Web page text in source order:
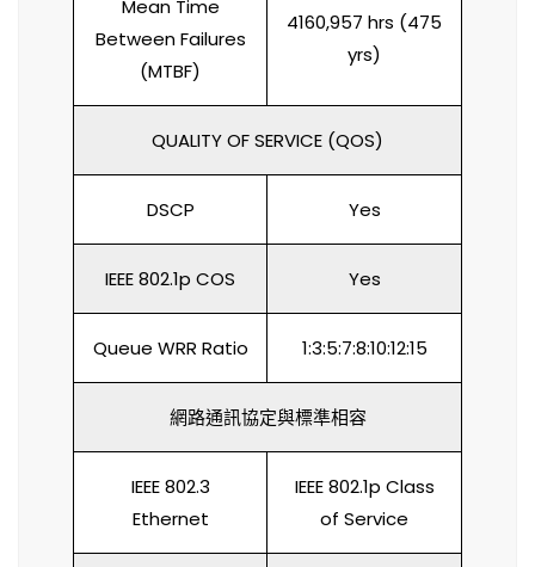
Mean Time
Between Failures
(MTBF)
4160,957 hrs (475
yrs)
QUALITY OF SERVICE (QOS)
DSCP Yes
IEEE 802.1p COS Yes
Queue WRR Ratio 1:3:5:7:8:10:12:15
網路通訊協定與標準相容
IEEE 802.3
Ethernet
IEEE 802.1p Class
of Service